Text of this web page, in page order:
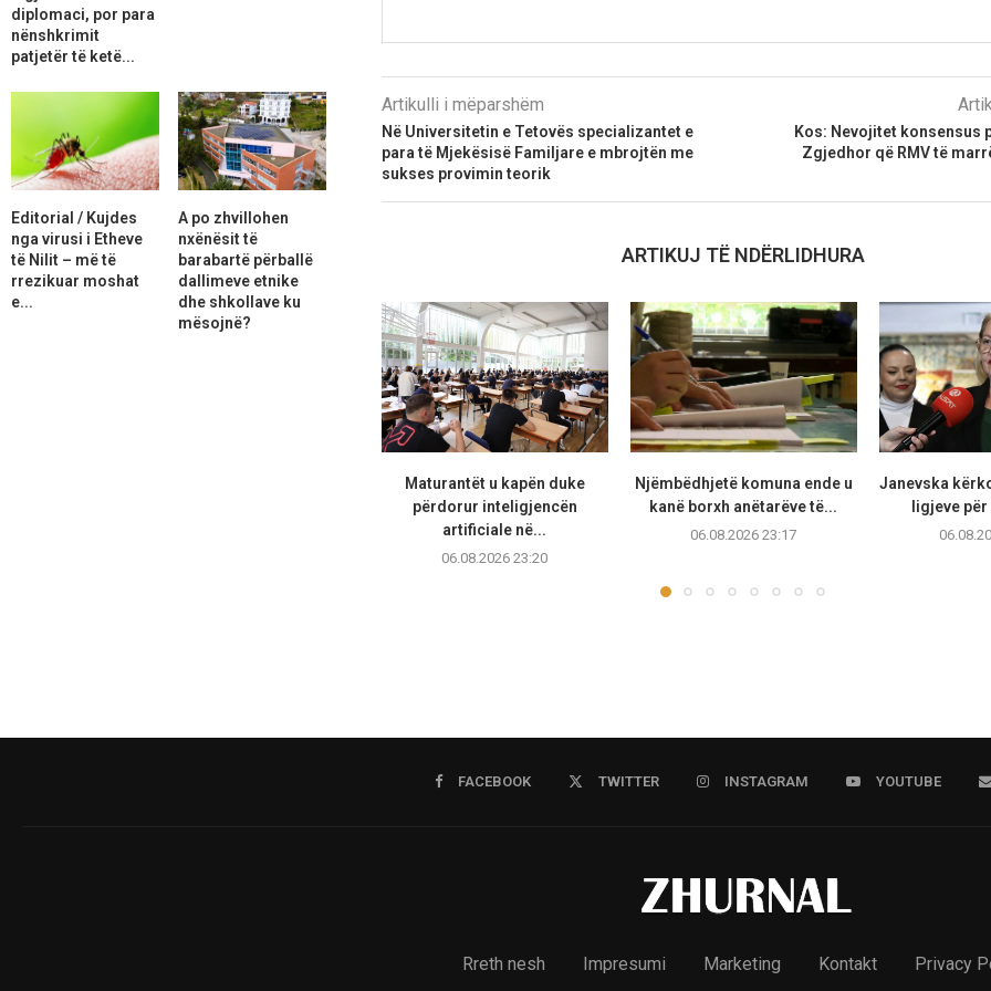
Artikulli i mëparshëm
Në Universitetin e Tetovës specializantet e
para të Mjekësisë Familjare e mbrojtën me
sukses provimin teorik
Kos: Nevojitet konsensus
Zgjedhor që RMV të
ARTIKUJ TË NDËRLIDHURA
Maturantët u kapën duke
përdorur inteligjencën
artificiale në...
06.08.2026 23:20
Njëmbëdhjetë komuna ende u
kanë borxh anëtarëve të...
06.08.2026 23:17
Janevska
ligjeve
diplomaci, por para
nënshkrimit
patjetër të ketë...
Editorial / Kujdes
nga virusi i Etheve
të Nilit – më të
rrezikuar moshat
e...
A po zhvillohen
nxënësit të
barabartë përballë
dallimeve etnike
dhe shkollave ku
mësojnë?
FACEBOOK TWITTER INSTAGRAM YOUTUBE
Rreth nesh Impresumi Marketing Kontakt Privacy